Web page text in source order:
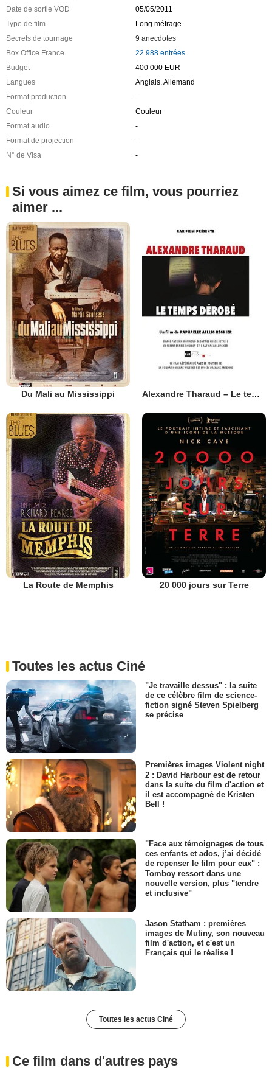
Date de sortie VOD
05/05/2011
Type de film
Long métrage
Secrets de tournage
9 anecdotes
Box Office France
22 988 entrées
Budget
400 000 EUR
Langues
Anglais, Allemand
Format production
-
Couleur
Couleur
Format audio
-
Format de projection
-
N° de Visa
-
Si vous aimez ce film, vous pourriez
aimer ...
Du Mali au Mississippi Alexandre Tharaud – Le temps dérobé
La Route de Memphis 20 000 jours sur Terre
Toutes les actus Ciné
"Je travaille dessus" : la suite
de ce célèbre film de science-
fiction signé Steven Spielberg
se précise
Premières images Violent night
2 : David Harbour est de retour
dans la suite du film d'action et
il est accompagné de Kristen
Bell !
"Face aux témoignages de tous
ces enfants et ados, j’ai décidé
de repenser le film pour eux" :
Tomboy ressort dans une
nouvelle version, plus "tendre
et inclusive"
Jason Statham : premières
images de Mutiny, son nouveau
film d'action, et c'est un
Français qui le réalise !
Toutes les actus Ciné
Ce film dans d'autres pays